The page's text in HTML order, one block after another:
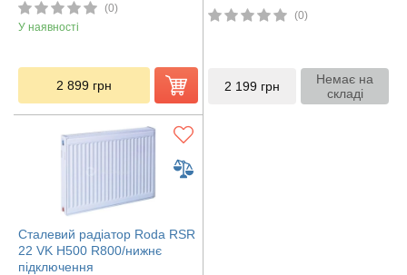
(0)
У наявності
2 899 грн
(0)
2 199 грн
Немає на
складі
Сталевий радіатор Roda RSR
22 VK H500 R800/нижнє
підключення